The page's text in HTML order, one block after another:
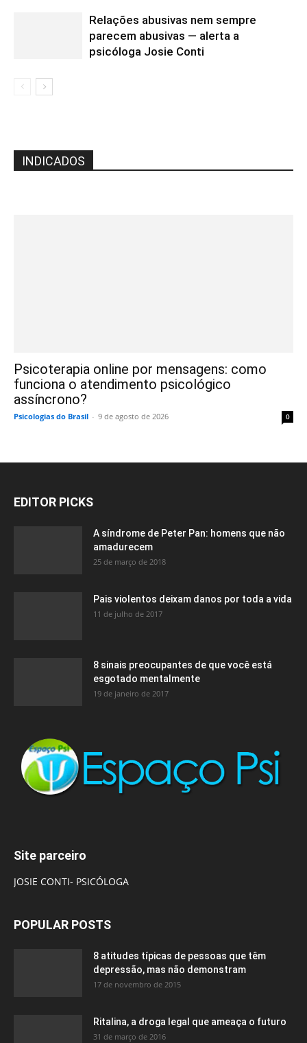
Relações abusivas nem sempre
parecem abusivas — alerta a
psicóloga Josie Conti
INDICADOS
Psicoterapia online por mensagens: como
funciona o atendimento psicológico
assíncrono?
Psicologias do Brasil - 9 de agosto de 2026 0
EDITOR PICKS
A síndrome de Peter Pan: homens que não
amadurecem
25 de março de 2018
Pais violentos deixam danos por toda a vida
11 de julho de 2017
8 sinais preocupantes de que você está
esgotado mentalmente
19 de janeiro de 2017
Site parceiro
JOSIE CONTI- PSICÓLOGA
POPULAR POSTS
8 atitudes típicas de pessoas que têm
depressão, mas não demonstram
17 de novembro de 2015
Ritalina, a droga legal que ameaça o futuro
31 de março de 2016